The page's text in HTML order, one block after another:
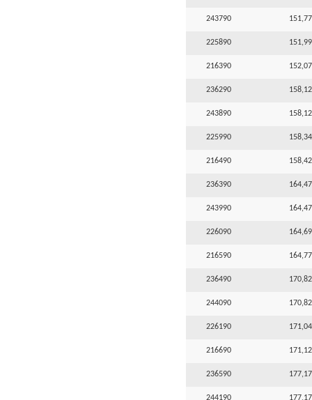
243790
225890
216390
236290
243890
225990
216490
236390
243990
226090
216590
236490
244090
226190
216690
236590
244190